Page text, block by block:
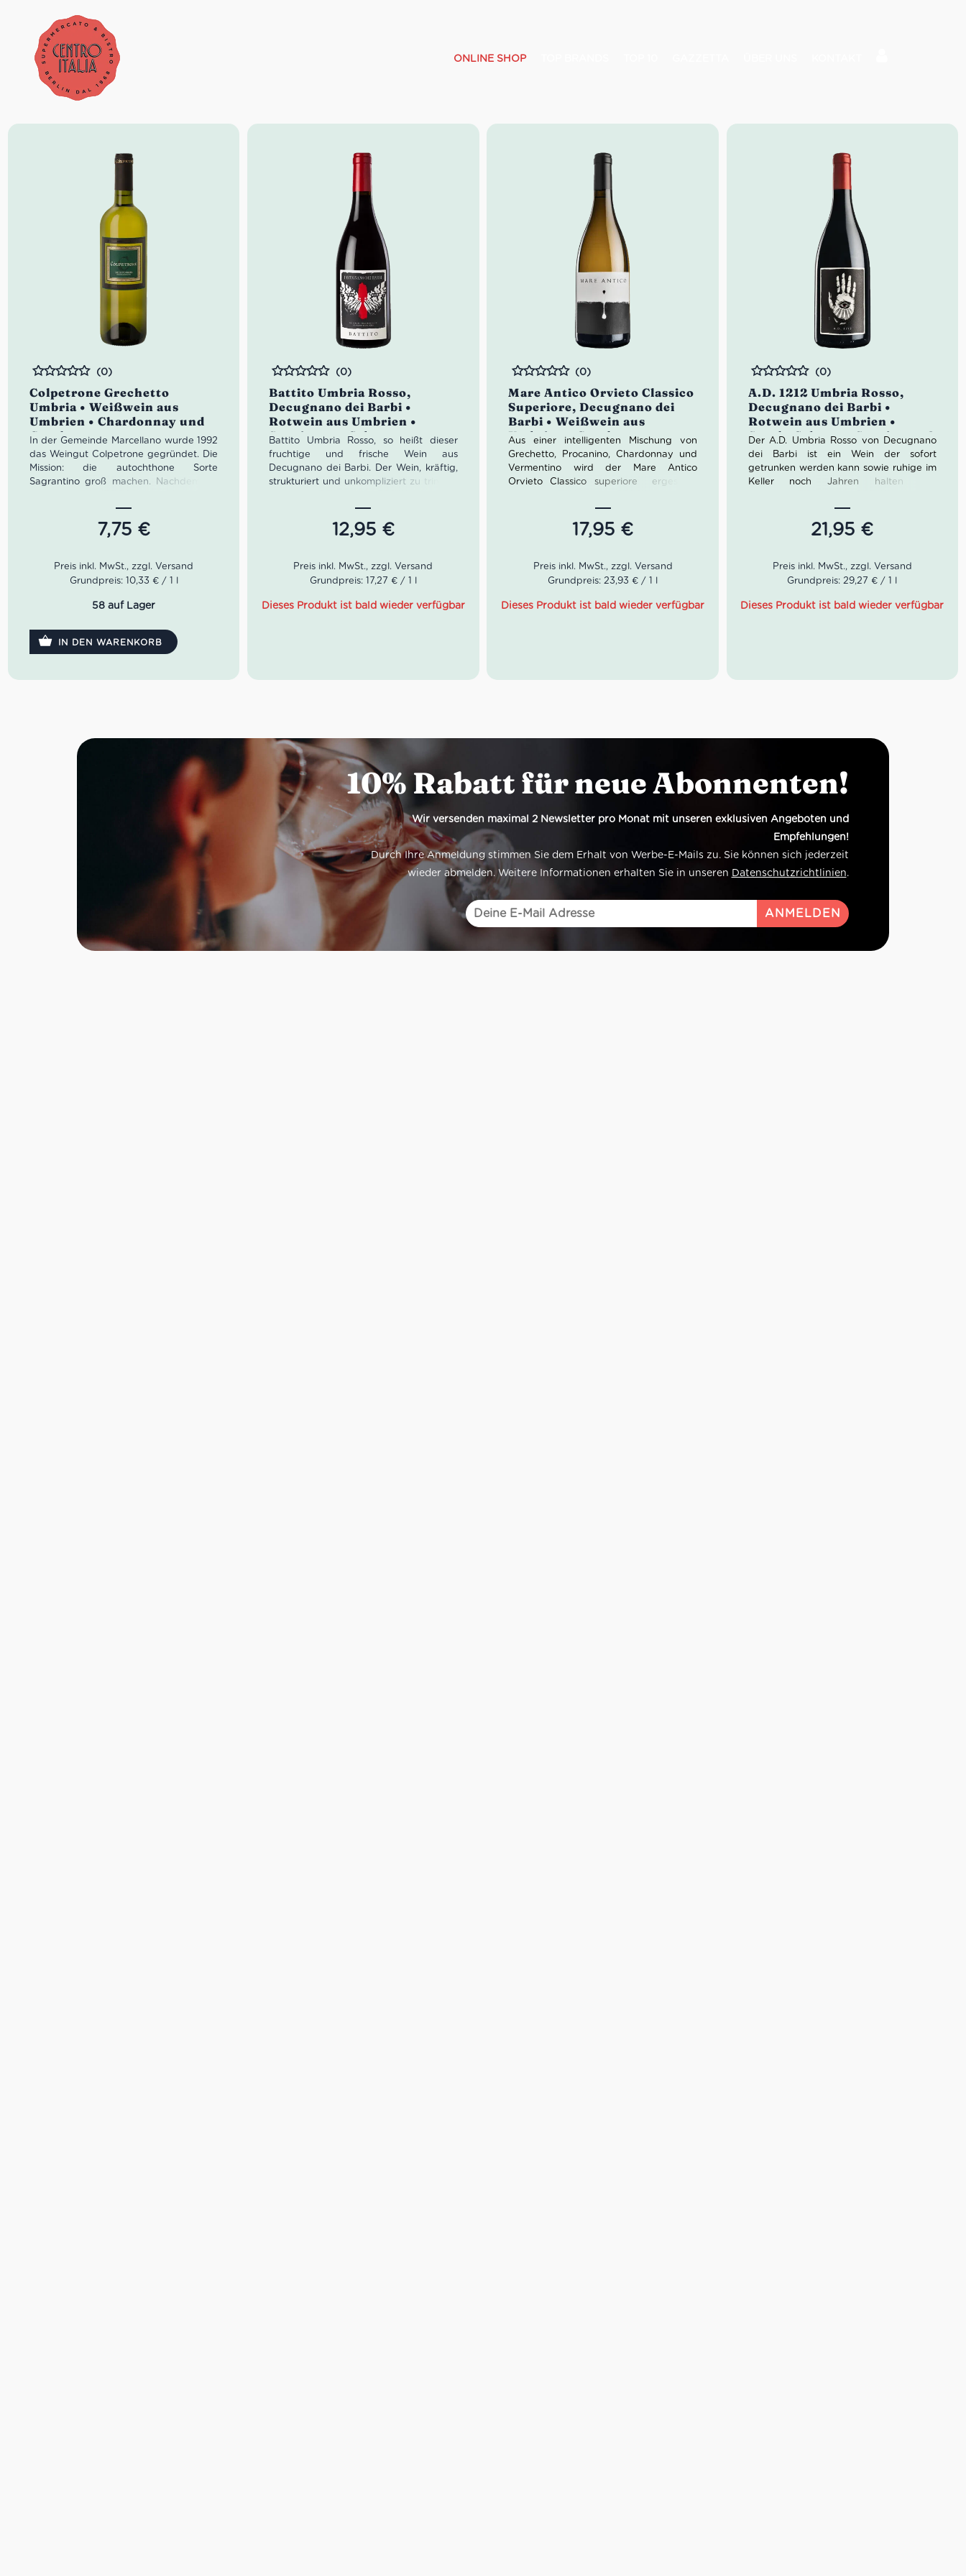
ONLINE SHOP
Colpetrone Grechetto
Umbria • Weißwein aus
Umbrien • Chardonnay und
Grechetto
Bewertet
(0)
In der Gemeinde Marcellano wurde 1992
das Weingut Colpetrone gegründet. Die
Mission: die autochthone Sorte
Sagrantino groß machen. Nachdem sie
konnte Colpetrone seitdem erstmals das
Potential des Sagrantino für die Welt
schmackhaft machen. Darum unbedingt
Der Colpetrone Grechetto Umria ist eine
Grechetto Umbria legt sich mit
Bouquet offenbart feine Noten von
Mandeln, verwoben mit reifen Früchten
Geruch: Mandeln, reife Früchte,
weiße Blüten
frisch, fruchtig,
ausgewogen, würzig im Abgang
7,75 €
Grundpreis: 10,33 € / 1 l
58 auf Lager
IN DEN WARENKORB
Battito Umbria Rosso,
Decugnano dei Barbi •
Rotwein aus Umbrien •
Sangiovese, Cabernet
Sauvignon und Merlot
Bewertet
(0)
Battito Umbria Rosso, so heißt dieser
fruchtige und frische Wein aus
Decugnano dei Barbi. Der Wein, kräftig,
strukturiert und unkompliziert zu trinken,
Cabernet Sauvignon und Merlot. Der
Battito hat Noten von dunkle Kirschen,
Waldbeeren und Kaffee. Das Tannin ist
Begleitung mit Grillanden sowie mit
Idealer Versandkarton: 21 Flasche
12,95 €
Grundpreis: 17,27 € / 1 l
Dieses Produkt ist bald wieder verfügbar
Mare Antico Orvieto Classico
Superiore, Decugnano dei
Barbi • Weißwein aus
Umbrien • Grechetto,
Vermentino, Chardonnay
und Procanico
Bewertet
(0)
Aus einer intelligenten Mischung von
Grechetto, Procanino, Chardonnay und
Vermentino wird der Mare Antico
Orvieto Classico superiore ergestellt.
kann den Wein frisch und jung
getrunken werden sowie nach Jahren im
Keller wo der Wein weiter entwickeln
produzieren werden die beste
ausgewählte Trauben verwendet. Die
Chardonnay, Procanino, Vermentino)
17,95 €
Grundpreis: 23,93 € / 1 l
Dieses Produkt ist bald wieder verfügbar
A.D. 1212 Umbria Rosso,
Decugnano dei Barbi •
Rotwein aus Umbrien •
Syrah, Cabernet Sauvignon &
Montepulciano
Bewertet
(0)
Der A.D. Umbria Rosso von Decugnano
dei Barbi ist ein Wein der sofort
getrunken werden kann sowie ruhige im
Keller noch Jahren halten und
ist ein weicher Wein mit feinem Tannin,
trocken und leicht sauer am Abgang. Im
Mund fühlt man seinem strukturiertern
geben ihm frischen und vollen
Geschmack. Die Rubinrote Farbe mit
Rotwein. Der Wein lässt sich gut mit
21,95 €
Grundpreis: 29,27 € / 1 l
Dieses Produkt ist bald wieder verfügbar
10% Rabatt für neue Abonnenten!
Wir versenden maximal 2 Newsletter pro Monat mit unseren exklusiven Angeboten und
Empfehlungen!
Durch Ihre Anmeldung stimmen Sie dem Erhalt von Werbe-E-Mails zu. Sie können sich jederzeit
wieder abmelden. Weitere Informationen erhalten Sie in unseren Datenschutzrichtlinien.